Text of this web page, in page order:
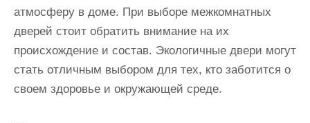
атмосферу в доме. При выборе межкомнатных
дверей стоит обратить внимание на их
происхождение и состав. Экологичные двери могут
стать отличным выбором для тех, кто заботится о
своем здоровье и окружающей среде.